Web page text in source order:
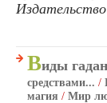
Виды
средствами... /
магия / Мир